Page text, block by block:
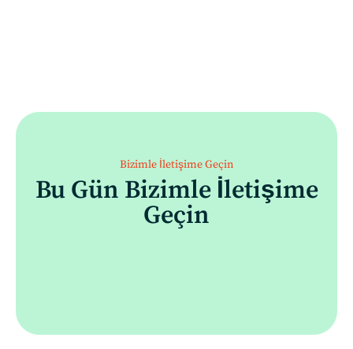
Bizimle İletişime Geçin
Bu Gün Bizimle İletişime
Geçin